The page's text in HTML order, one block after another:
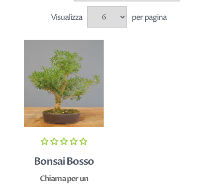
Visualizza per pagina
Bonsai Bosso
Chiama per un